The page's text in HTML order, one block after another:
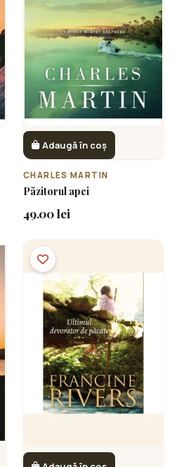
Adaugă în coș
CHARLES MARTIN
Păzitorul apei
49.00 lei